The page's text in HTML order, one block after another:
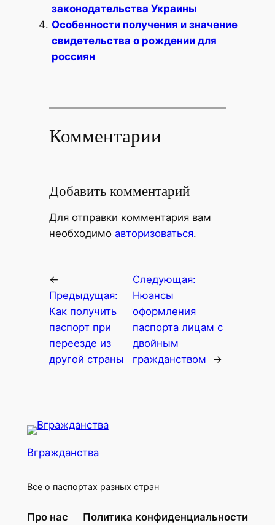
законодательства Украины
Особенности получения и значение
свидетельства о рождении для
россиян
Комментарии
Добавить комментарий
Для отправки комментария вам
необходимо авторизоваться.
←
Предыдущая:
Как получить
паспорт при
переезде из
другой страны
Следующая:
Нюансы
оформления
паспорта лицам с
двойным
гражданством
→
Вгражданства
Все о паспортах разных стран
Про нас Политика конфиденциальности